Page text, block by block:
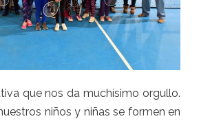
que nos da muchísimo orgullo.
niños y niñas se formen en